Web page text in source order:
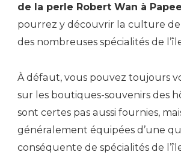
de la perle Robert Wan à
pourrez y découvrir la culture
des nombreuses spécialités de
À défaut, vous pouvez toujours
sur les boutiques-souvenirs des
sont certes pas aussi fournies,
généralement équipées d’une
conséquente de spécialités de